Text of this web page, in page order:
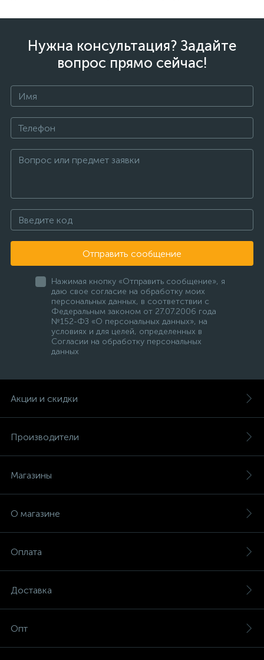
Нужна консультация? Задайте
вопрос прямо сейчас!
Отправить сообщение
Нажимая кнопку «Отправить сообщение», я
даю свое согласие на обработку моих
персональных данных, в соответствии с
Федеральным законом от 27.07.2006 года
№152-ФЗ «О персональных данных», на
условиях и для целей, определенных в
Согласии на обработку персональных
данных
Акции и скидки
Производители
Магазины
О магазине
Оплата
Доставка
Опт